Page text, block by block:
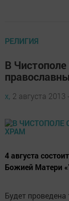
РЕЛИГИЯ
В
х, 2 августа 2013
4 августа
Божией Матери
Будет